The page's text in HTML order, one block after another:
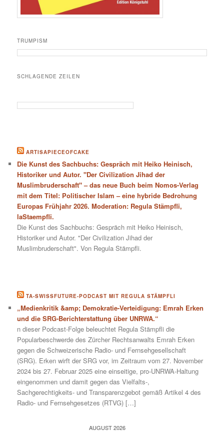
TRUMPISM
SCHLAGENDE ZEILEN
ARTISAPIECEOFCAKE
Die Kunst des Sachbuchs: Gespräch mit Heiko Heinisch,
Historiker und Autor. "Der Civilization Jihad der
Muslimbruderschaft" – das neue Buch beim Nomos-Verlag
mit dem Titel: Politischer Islam – eine hybride Bedrohung
Europas Frühjahr 2026. Moderation: Regula Stämpfli,
laStaempfli.
Die Kunst des Sachbuchs: Gespräch mit Heiko Heinisch,
Historiker und Autor. "Der Civilization Jihad der
Muslimbruderschaft". Von Regula Stämpfli.
TA-SWISSFUTURE-PODCAST MIT REGULA STÄMPFLI
„Medienkritik &amp; Demokratie-Verteidigung: Emrah Erken
und die SRG-Berichterstattung über UNRWA.“
n dieser Podcast-Folge beleuchtet Regula Stämpfli die
Popularbeschwerde des Zürcher Rechtsanwalts Emrah Erken
gegen die Schweizerische Radio- und Fernsehgesellschaft
(SRG). Erken wirft der SRG vor, im Zeitraum vom 27. November
2024 bis 27. Februar 2025 eine einseitige, pro-UNRWA-Haltung
eingenommen und damit gegen das Vielfalts-,
Sachgerechtigkeits- und Transparenzgebot gemäß Artikel 4 des
Radio- und Fernsehgesetzes (RTVG) […]
AUGUST 2026